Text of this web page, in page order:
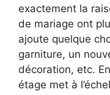
exactement la
de mariage ont
ajoute quelque
garniture, un
décoration, etc.
étage met à